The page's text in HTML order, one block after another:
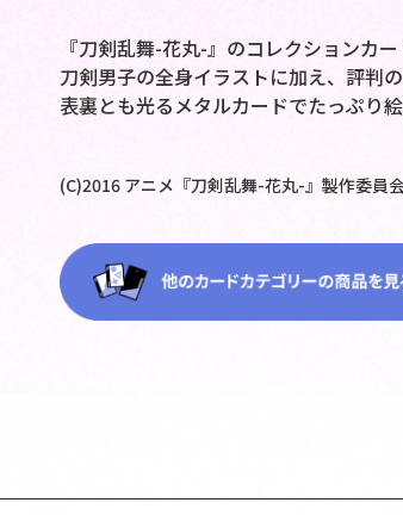
『刀剣乱舞-花丸-』のコレクションカ
刀剣男子の全身イラストに加え、評判
表裏とも光るメタルカードでたっぷり
(C)2016 アニメ『刀剣乱舞-花丸-』製作委員